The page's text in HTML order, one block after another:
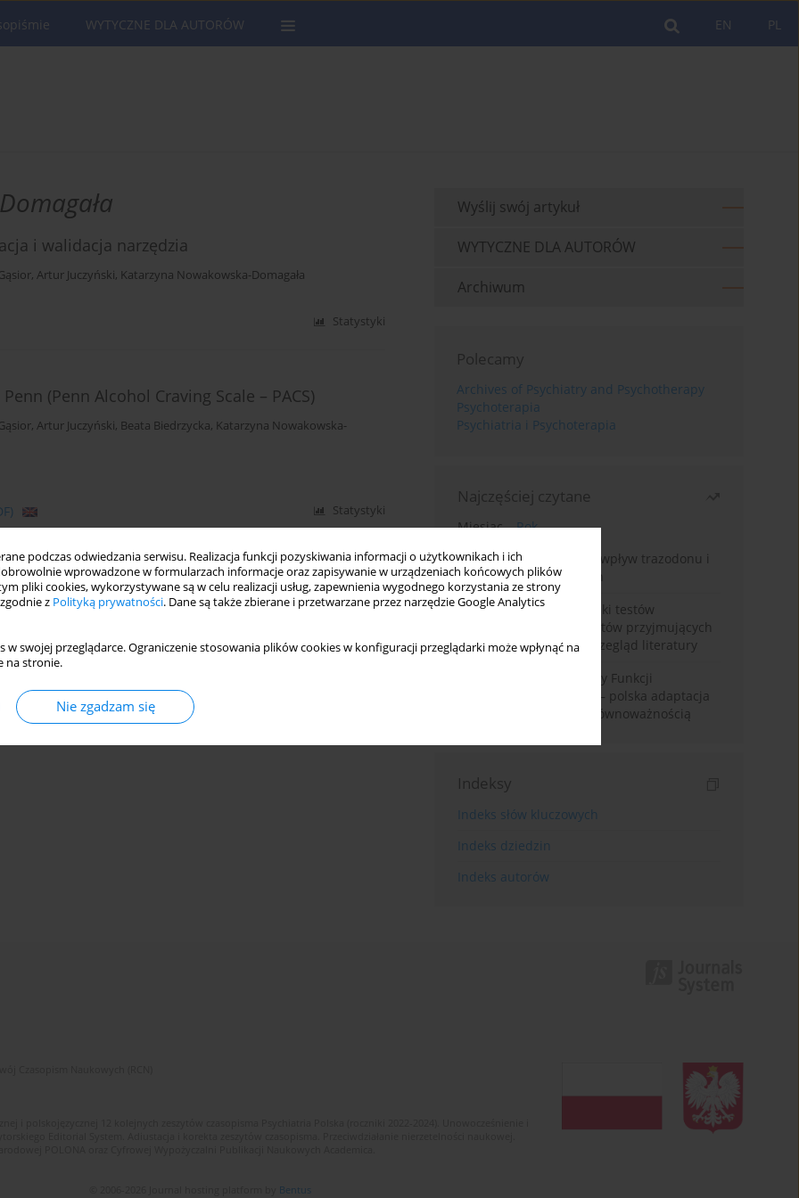
podczas odwiedzania serwisu. Realizacja funkcji pozyskiwania informacji o użytkownikach i ich
wprowadzone w formularzach informacje oraz zapisywanie w urządzeniach końcowych plików
pliki cookies, wykorzystywane są w celu realizacji usług, zapewnienia wygodnego korzystania ze strony
z Polityką prywatności. Dane są także zbierane i przetwarzane przez narzędzie Google Analytics
w swojej przeglądarce. Ograniczenie stosowania plików cookies w konfiguracji przeglądarki może wpłynąć na
na stronie.
Nie zgadzam się
PL
EN
WYTYCZNE DLA AUTORÓW
i walidacja narzędzia
, Artur Juczyński, Katarzyna Nowakowska-Domagała
Statystyki
(Penn Alcohol Craving Scale – PACS)
, Artur Juczyński, Beata Biedrzycka, Katarzyna Nowakowska-
Statystyki
autystycznych u dzieci
Wyślij swój artykuł
WYTYCZNE DLA AUTORÓW
Archiwum
Polecamy
Archives of Psychiatry and Psychotherapy
Psychoterapia
Psychiatria i Psychoterapia
Najczęściej czytane
Miesiąc
Rok
Leczenie bezsenności – wpływ trazodonu i
leków nasennych na sen
Fałszywie dodatnie wyniki testów
narkotykowych u pacjentów przyjmujących
leki psychotropowe – przegląd literatury
Montrealska Skala Oceny Funkcji
Poznawczych MoCA 7.2.– polska adaptacja
metody i badania nad równoważnością
Indeksy
Indeks słów kluczowych
Indeks dziedzin
Indeks autorów
Bentus